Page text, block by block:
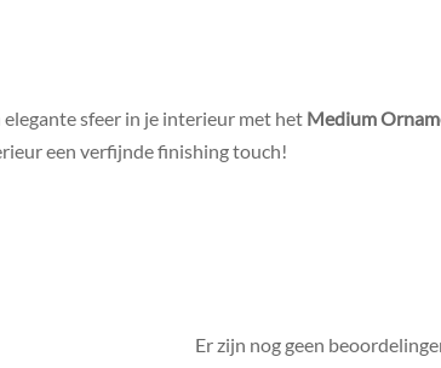
elegante sfeer in je interieur met het Medium
een verfijnde finishing touch!
Er zijn nog geen